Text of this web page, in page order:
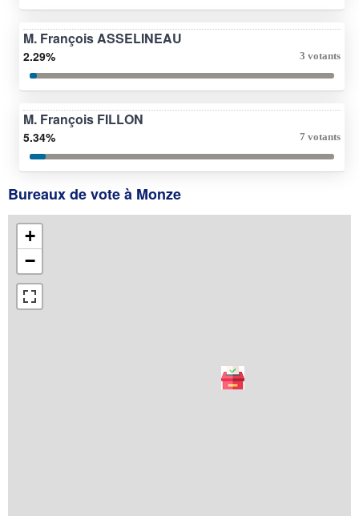
M. François ASSELINEAU
2.29% 3 votants
M. François FILLON
5.34% 7 votants
Bureaux de vote à Monze
+
−